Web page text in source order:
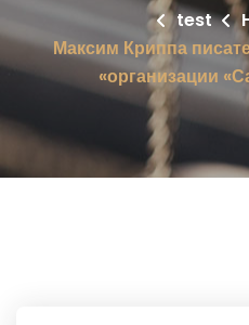
test
Максим Криппа
организации